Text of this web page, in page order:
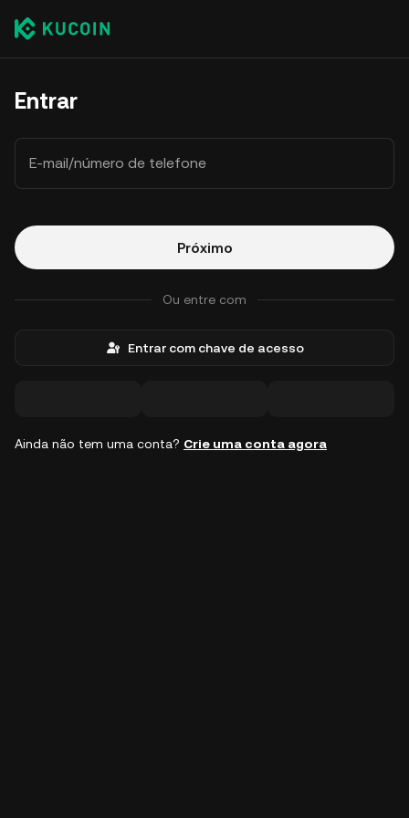
Entrar
E-mail/número de telefone
Próximo
Ou entre com
Entrar com chave de acesso
Ainda não tem uma conta? Crie uma conta agora